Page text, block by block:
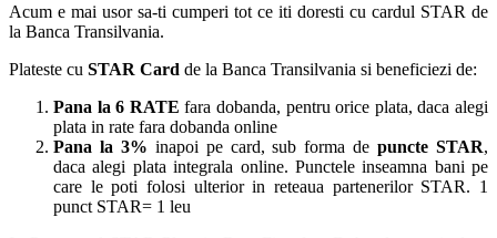
Acum e mai usor sa-ti cumperi tot ce iti doresti cu cardul STAR de
la Banca Transilvania.
Plateste cu STAR Card de la Banca Transilvania si beneficiezi de:
Pana la 6 RATE fara dobanda, pentru orice plata, daca alegi
plata in rate fara dobanda online
Pana la 3% inapoi pe card, sub forma depuncte STAR,
daca alegi plata integrala online. Punctele inseamna bani pe
care le poti folosi ulterior in reteaua partenerilor STAR. 1
punct STAR= 1 leu